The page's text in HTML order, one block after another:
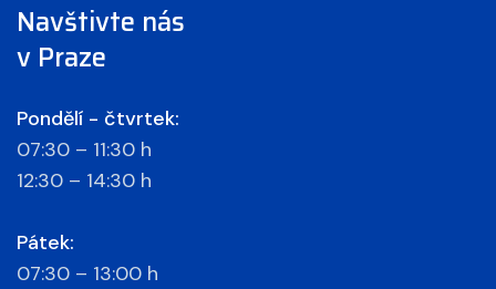
Navštivte nás
v Praze
Pondělí - čtvrtek:
07:30 – 11:30 h
12:30 – 14:30 h
Pátek:
07:30 – 13:00 h